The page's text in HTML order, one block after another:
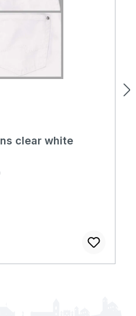
von 5 von 5 Sternen
clear white